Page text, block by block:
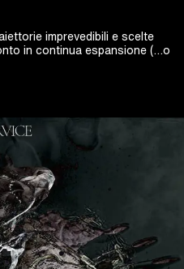
imprevedibili e scelte
in continua espansione (…o